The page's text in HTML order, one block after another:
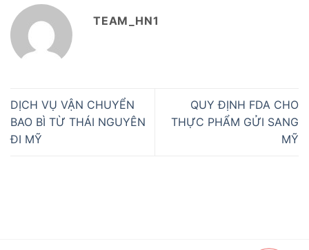
TEAM_HN1
DỊCH VỤ VẬN CHUYỂN
BAO BÌ TỪ THÁI NGUYÊN
ĐI MỸ
QUY ĐỊNH FDA CHO
THỰC PHẨM GỬI SANG
MỸ